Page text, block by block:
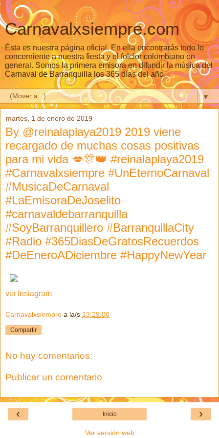
Carnavalxsiempre.com
Ésta es nuestra página oficial. En ella encontrarás todo lo
concerniente a nuestra fiesta y el folclor colombiano en
general. Somos la primera emisora en difundir la música del
Carnaval de Barranquilla los 365 días del año.
▼
martes, 1 de enero de 2019
By @reinalaplaya2019 2019 viene
recargado de muchas cosas positivas
para mi vida 💋🎊👑 #reinalaplaya2019
#Carnavalxsiempre #UnEternoCarnaval
#MusicaDeCarnaval
#LaEmisoraDeJoselito
#carnavaldebarranquilla
#SoyBarranquillero #BarranquillaCity
#Radio #365DiasDeGratosRecuerdos
#DeEneroADiciembre #HappyNewYear
via Instagram
Carnavalxsiempre a la/s 13:29:00
Compartir
No hay comentarios:
Publicar un comentario
‹ ›
Inicio
Ver versión web